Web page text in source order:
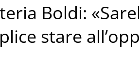
Boldi:
stare